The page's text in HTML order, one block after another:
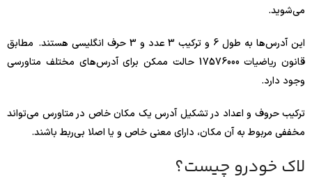
می‌شوید.
این آدرس‌ها به طول 6 و ترکیب 3 عدد و 3 حرف انگلیسی هستند. مطابق
قانون ریاضیات 17576000 حالت ممکن برای آدرس‌های مختلف متاورسی
وجود دارد.
ترکیب حروف و اعداد در تشکیل آدرس یک مکان خاص در متاورس می‌تواند
مخففی مربوط به آن مکان، دارای معنی خاص و یا اصلا بی‌ربط باشند.
لاک خودرو چیست؟